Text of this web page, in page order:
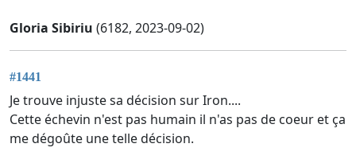
Gloria Sibiriu (6182, 2023-09-02)
#1441
Je trouve injuste sa décision sur Iron....
Cette échevin n'est pas humain il n'as pas de coeur et ça
me dégoûte une telle décision.